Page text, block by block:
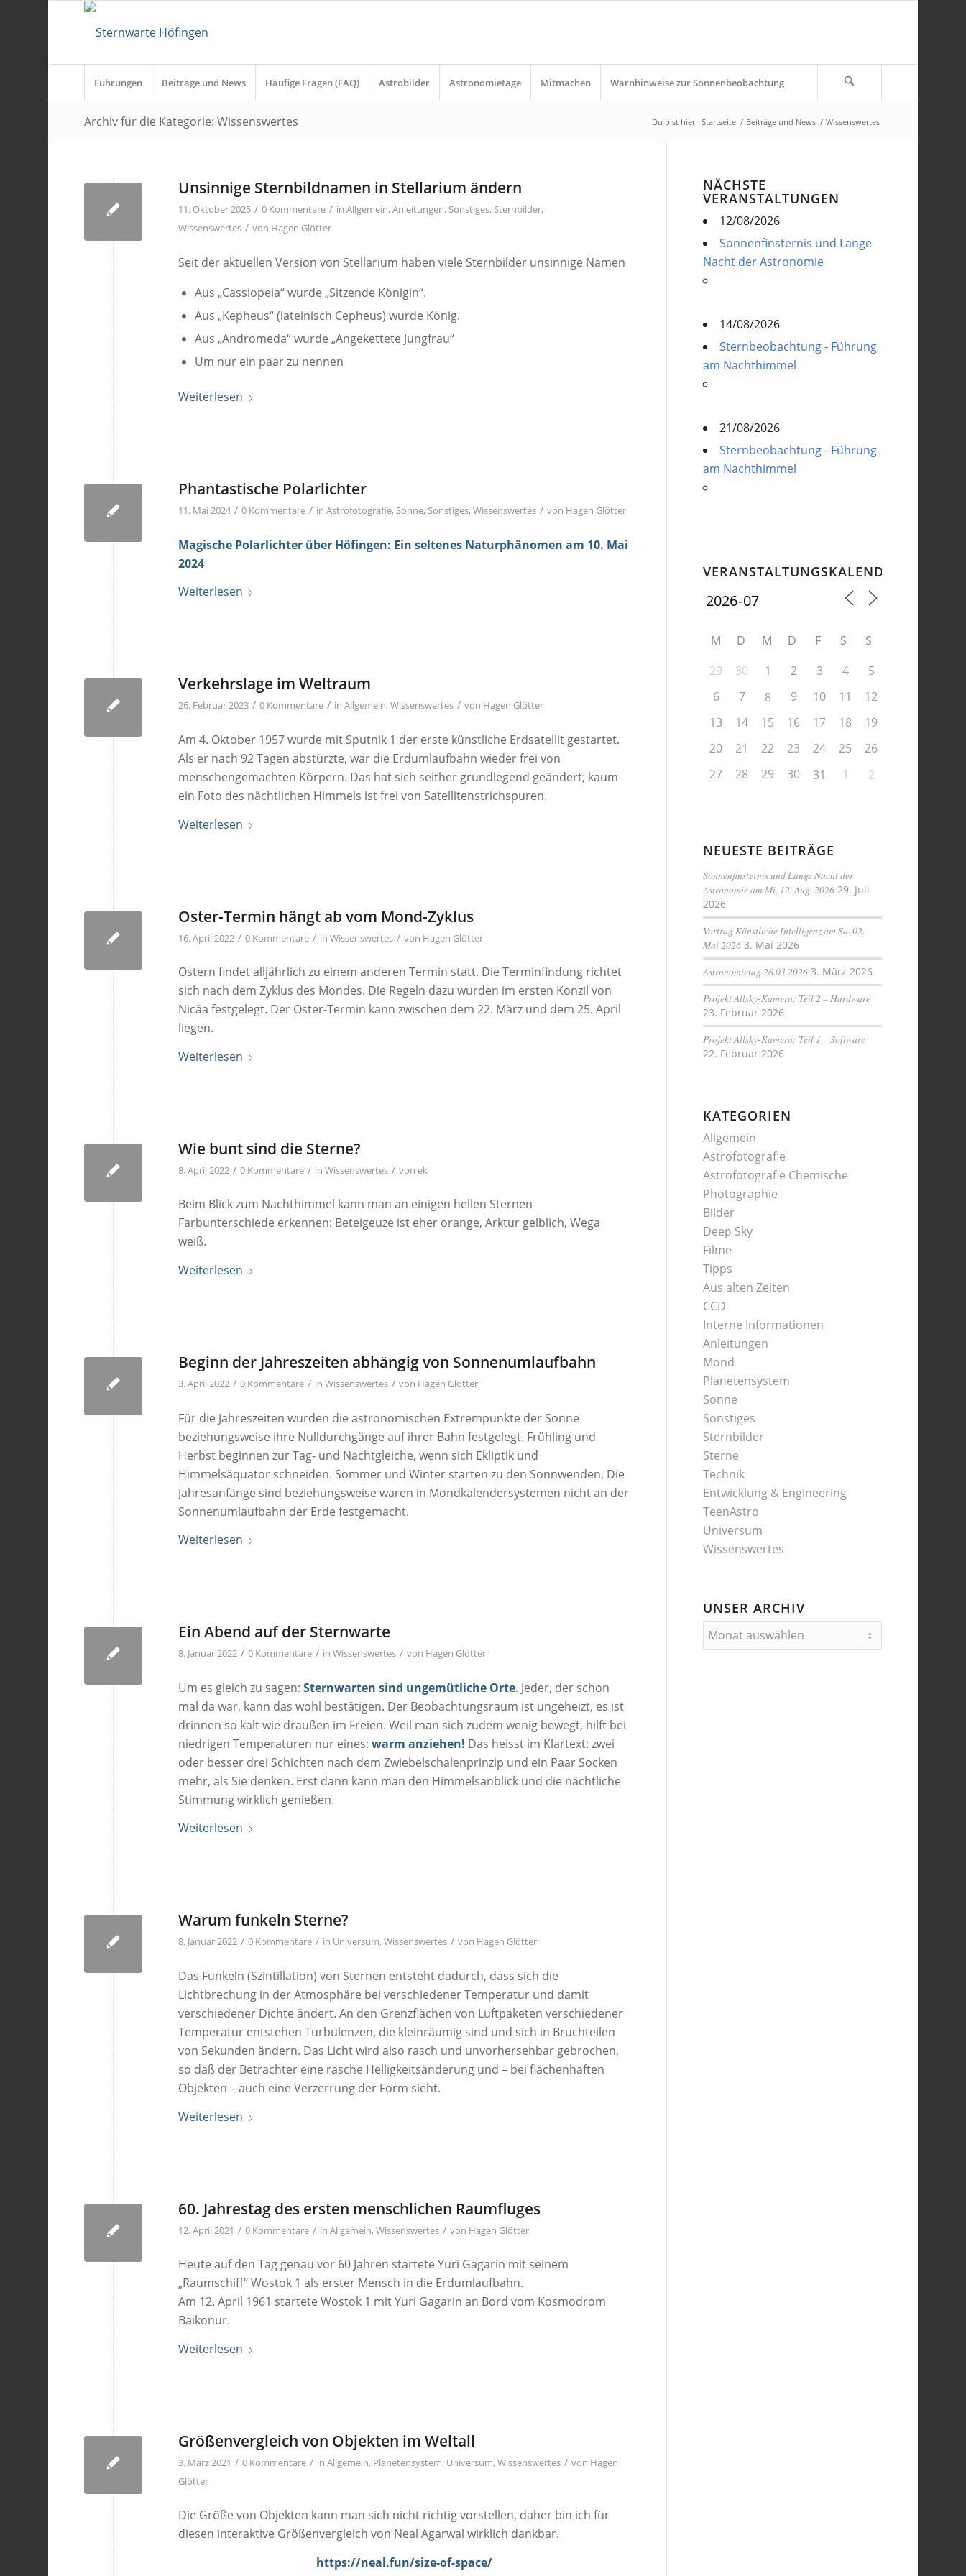
Führungen Beiträge und News Häufige Fragen (FAQ) Astrobilder Astronomietage Mitmachen Warnhinweise zur Sonnenbeobachtung
Archiv für die Kategorie: Wissenswertes Du bist hier: Startseite / Beiträge und News / Wissenswertes
Unsinnige Sternbildnamen in Stellarium ändern
11. Oktober 2025 / 0 Kommentare / inAllgemein,Anleitungen, Sonstiges, Sternbilder,
Wissenswertes / von Hagen Glötter
Seit der aktuellen Version von Stellarium haben viele Sternbilder unsinnige Namen
Aus „Cassiopeia“ wurde „Sitzende Königin“.
Aus „Kepheus“ (lateinisch Cepheus) wurde König.
Aus „Andromeda“ wurde „Angekettete Jungfrau“
Um nur ein paar zu nennen
Weiterlesen
Phantastische Polarlichter
11. Mai 2024 / 0 Kommentare / inAstrofotografie, Sonne, Sonstiges,Wissenswertes / von Hagen Glötter
Magische Polarlichter über Höfingen: Ein seltenes Naturphänomen am 10. Mai
2024
Weiterlesen
Verkehrslage im Weltraum
26. Februar 2023 / 0 Kommentare / inAllgemein,Wissenswertes / von Hagen Glötter
Am 4. Oktober 1957 wurde mit Sputnik 1 der erste künstliche Erdsatellit gestartet.
Als er nach 92 Tagen abstürzte, war die Erdumlaufbahn wieder frei von
menschengemachten Körpern. Das hat sich seither grundlegend geändert; kaum
ein Foto des nächtlichen Himmels ist frei von Satellitenstrichspuren.
Weiterlesen
Oster-Termin hängt ab vom Mond-Zyklus
16. April 2022 / 0 Kommentare / inWissenswertes / von Hagen Glötter
Ostern findet alljährlich zu einem anderen Termin statt. Die Terminfindung richtet
sich nach dem Zyklus des Mondes. Die Regeln dazu wurden im ersten Konzil von
Nicäa festgelegt. Der Oster-Termin kann zwischen dem 22. März und dem 25. April
liegen.
Weiterlesen
Wie bunt sind die Sterne?
8. April 2022 / 0 Kommentare / inWissenswertes / vonek
Beim Blick zum Nachthimmel kann man an einigen hellen Sternen
Farbunterschiede erkennen: Beteigeuze ist eher orange, Arktur gelblich, Wega
weiß.
Weiterlesen
Beginn der Jahreszeiten abhängig von Sonnenumlaufbahn
3. April 2022 / 0 Kommentare / inWissenswertes / von Hagen Glötter
Für die Jahreszeiten wurden die astronomischen Extrempunkte der Sonne
beziehungsweise ihre Nulldurchgänge auf ihrer Bahn festgelegt. Frühling und
Herbst beginnen zur Tag- und Nachtgleiche, wenn sich Ekliptik und
Himmelsäquator schneiden. Sommer und Winter starten zu den Sonnwenden. Die
Jahresanfänge sind beziehungsweise waren in Mondkalendersystemen nicht an der
Sonnenumlaufbahn der Erde festgemacht.
Weiterlesen
Ein Abend auf der Sternwarte
8. Januar 2022 / 0 Kommentare / inWissenswertes / von Hagen Glötter
Um es gleich zu sagen:Sternwarten sind ungemütliche Orte. Jeder, der schon
mal da war, kann das wohl bestätigen. Der Beobachtungsraum ist ungeheizt, es ist
drinnen so kalt wie draußen im Freien. Weil man sich zudem wenig bewegt, hilft bei
niedrigen Temperaturen nur eines:warm anziehen! Das heisst im Klartext: zwei
oder besser drei Schichten nach dem Zwiebelschalenprinzip und ein Paar Socken
mehr, als Sie denken. Erst dann kann man den Himmelsanblick und die nächtliche
Stimmung wirklich genießen.
Weiterlesen
Warum funkeln Sterne?
8. Januar 2022 / 0 Kommentare / in Universum,Wissenswertes / von Hagen Glötter
Das Funkeln (Szintillation) von Sternen entsteht dadurch, dass sich die
Lichtbrechung in der Atmosphäre bei verschiedener Temperatur und damit
verschiedener Dichte ändert. An den Grenzflächen von Luftpaketen verschiedener
Temperatur entstehen Turbulenzen, die kleinräumig sind und sich in Bruchteilen
von Sekunden ändern. Das Licht wird also rasch und unvorhersehbar gebrochen,
so daß der Betrachter eine rasche Helligkeitsänderung und – bei flächenhaften
Objekten – auch eine Verzerrung der Form sieht.
Weiterlesen
60. Jahrestag des ersten menschlichen Raumfluges
12. April 2021 / 0 Kommentare / inAllgemein,Wissenswertes / von Hagen Glötter
Heute auf den Tag genau vor 60 Jahren startete Yuri Gagarin mit seinem
„Raumschiff“ Wostok 1 als erster Mensch in die Erdumlaufbahn.
Am 12. April 1961 startete Wostok 1 mit Yuri Gagarin an Bord vom Kosmodrom
Baikonur.
Weiterlesen
Größenvergleich von Objekten im Weltall
3. März 2021 / 0 Kommentare / inAllgemein, Planetensystem, Universum,Wissenswertes / von Hagen
Glötter
Die Größe von Objekten kann man sich nicht richtig vorstellen, daher bin ich für
diesen interaktive Größenvergleich von Neal Agarwal wirklich dankbar.
https://neal.fun/size-of-space/
NÄCHSTE
VERANSTALTUNGEN
12/08/2026
Sonnenfinsternis und Lange
Nacht der Astronomie
14/08/2026
Sternbeobachtung - Führung
am Nachthimmel
21/08/2026
Sternbeobachtung - Führung
am Nachthimmel
VERANSTALTUNGSKALENDER
M D M D F S
S
29
30 1 2 3 4
5
6
7 8 9 10 11
12
13
14 15 16 17 18
19
20
21 22 23 24 25
26
27
28 29 30 31 1 2
NEUESTE BEITRÄGE
Sonnenfinsternis und Lange Nacht der
Astronomie am Mi, 12. Aug. 2026 29. Juli
2026
Vortrag Künstliche Intelligenz am Sa. 02.
Mai 2026 3. Mai 2026
Astronomietag 28.03.2026 3. März 2026
Projekt Allsky-Kamera: Teil 2 – Hardware
23. Februar 2026
Projekt Allsky-Kamera: Teil 1 – Software
22. Februar 2026
KATEGORIEN
Allgemein
Astrofotografie
Astrofotografie Chemische
Photographie
Bilder
Deep Sky
Filme
Tipps
Aus alten Zeiten
CCD
Interne Informationen
Anleitungen
Mond
Planetensystem
Sonne
Sonstiges
Sternbilder
Sterne
Technik
Entwicklung & Engineering
TeenAstro
Universum
Wissenswertes
UNSER ARCHIV